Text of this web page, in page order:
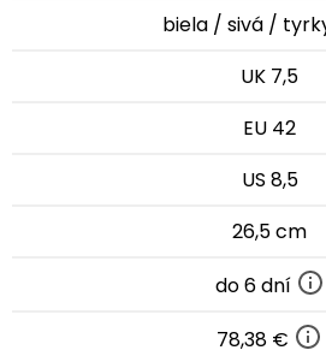
biela / sivá /
UK 7,5
EU 42
US 8,5
26,5 cm
do 6 dní
78,38 €